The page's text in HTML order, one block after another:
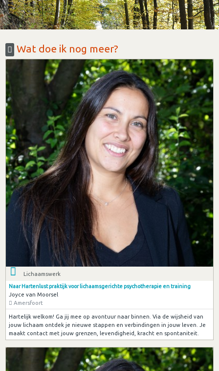
Wat doe ik nog meer?
Lichaamswerk
Naar Hartenlust praktijk voor lichaamsgerichte psychotherapie en training
Joyce van Moorsel
Amersfoort
Hartelijk welkom! Ga jij mee op avontuur naar binnen. Via de wijsheid van
jouw lichaam ontdek je nieuwe stappen en verbindingen in jouw leven. Je
maakt contact met jouw grenzen, levendigheid, kracht en spontaniteit.